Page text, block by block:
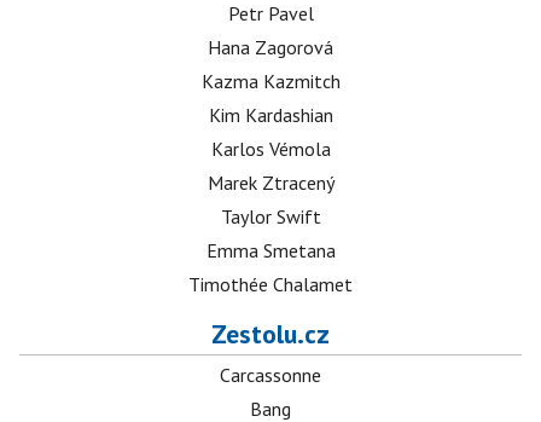
Petr Pavel
Hana Zagorová
Kazma Kazmitch
Kim Kardashian
Karlos Vémola
Marek Ztracený
Taylor Swift
Emma Smetana
Timothée Chalamet
Zestolu.cz
Carcassonne
Bang